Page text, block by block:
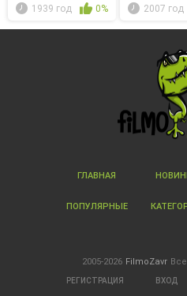
1939 год 0% 2007 год
ГЛАВНАЯ
ПОПУЛЯРНЫЕ
2005-2026 FilmoZavr
РЕГИСТРАЦИЯ ВХОД